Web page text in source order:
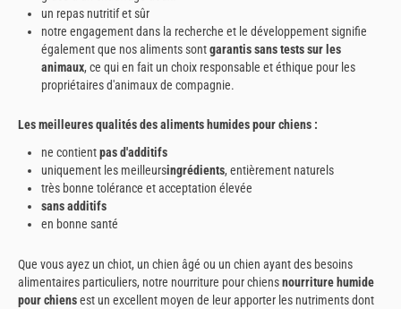
un repas nutritif et sûr
notre engagement dans la recherche et le développement signifie
également que nos aliments sontgarantis sans tests sur les
animaux, ce qui en fait un choix responsable et éthique pour les
propriétaires d'animaux de compagnie.
Les meilleures qualités des aliments humides pour chiens :
ne contientpas d'additifs
uniquement les meilleursingrédients, entièrement naturels
très bonne tolérance et acceptation élevée
sans additifs
en bonne santé
Que vous ayez un chiot, un chien âgé ou un chien ayant des besoins
alimentaires particuliers, notre nourriture pour chiensnourriture humide
pour chiensest un excellent moyen de leur apporter les nutriments dont